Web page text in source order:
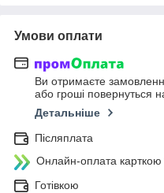
Умови оплати
Ви отримаєте
або гроші повернуться
Детальніше
Післяплата
Онлайн-оплата
Готівкою